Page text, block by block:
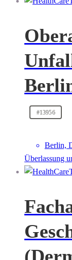
#13956
Berlin,
Überlassung